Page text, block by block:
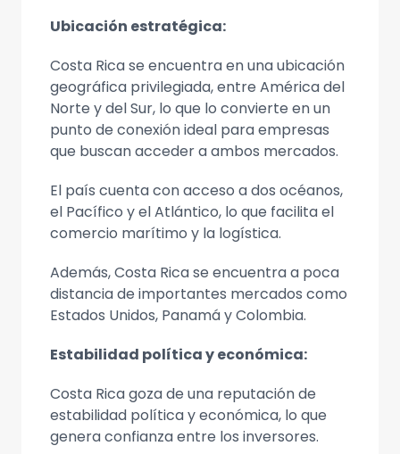
Ubicación estratégica:
Costa Rica se encuentra en una ubicación
geográfica privilegiada, entre América del
Norte y del Sur, lo que lo convierte en un
punto de conexión ideal para empresas
que buscan acceder a ambos mercados.
El país cuenta con acceso a dos océanos,
el Pacífico y el Atlántico, lo que facilita el
comercio marítimo y la logística.
Además, Costa Rica se encuentra a poca
distancia de importantes mercados como
Estados Unidos, Panamá y Colombia.
Estabilidad política y económica:
Costa Rica goza de una reputación de
estabilidad política y económica, lo que
genera confianza entre los inversores.